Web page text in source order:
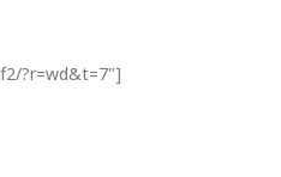
?r=wd&t=7"]